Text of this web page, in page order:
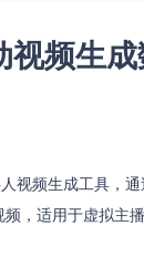
频生
视频生成工具，
，适用于虚拟主